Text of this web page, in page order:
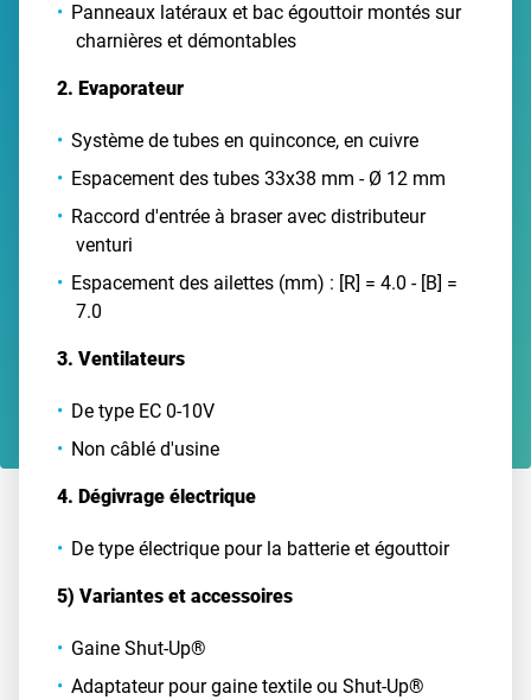
Panneaux latéraux et bac égouttoir montés sur
charnières et démontables
2. Evaporateur
Système de tubes en quinconce, en cuivre
Espacement des tubes 33x38 mm - Ø 12 mm
Raccord d'entrée à braser avec distributeur
venturi
Espacement des ailettes (mm) : [R] = 4.0 - [B] =
7.0
3. Ventilateurs
De type EC 0-10V
Non câblé d'usine
4. Dégivrage électrique
De type électrique pour la batterie et égouttoir
5) Variantes et accessoires
Gaine Shut-Up®
Adaptateur pour gaine textile ou Shut-Up®